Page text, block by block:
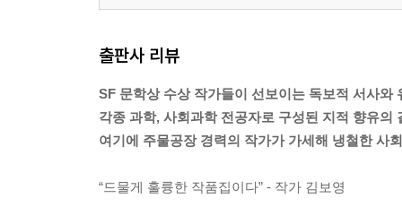
출판사 리뷰
SF 문학상 수상 작가들이 선보이는 독보적 서사와
각종 과학, 사회과학 전공자로 구성된 지적 향유의
여기에 주물공장 경력의 작가가 가세해 냉철한 사
“드물게 훌륭한 작품집이다” - 작가 김보영